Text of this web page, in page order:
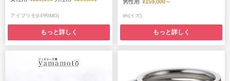
アイプリモ(I-PRIMO)
もっと詳しく
男性用 ¥159,000～
ith(イズ)
もっと詳しく